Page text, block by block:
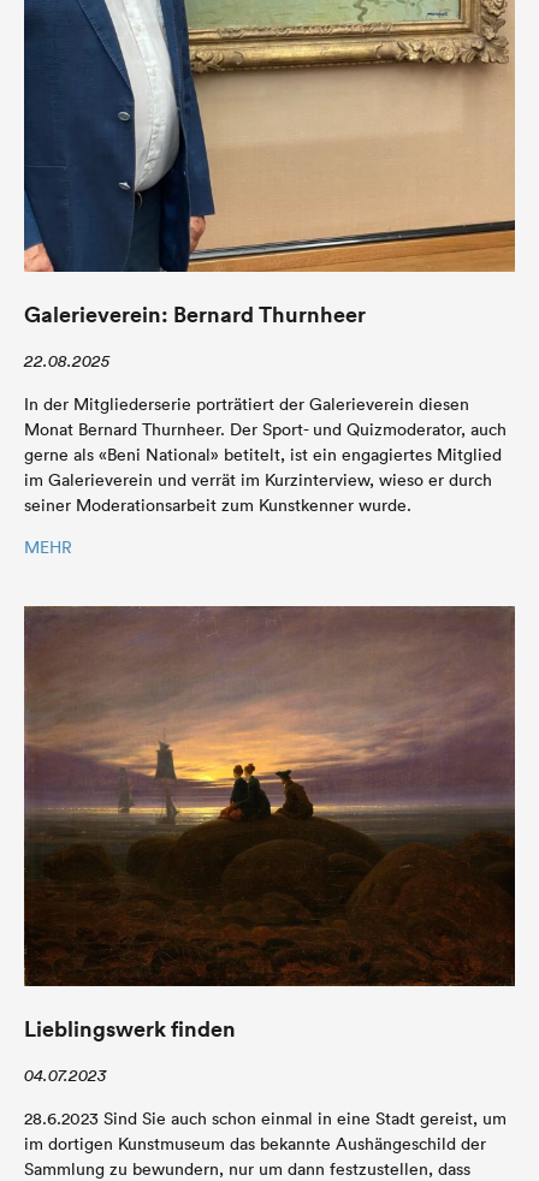
Galerieverein: Bernard Thurnheer
22.08.2025
In der Mitgliederserie porträtiert der Galerieverein diesen
Monat Bernard Thurnheer. Der Sport- und Quizmoderator, auch
gerne als «Beni National» betitelt, ist ein engagiertes Mitglied
im Galerieverein und verrät im Kurzinterview, wieso er durch
seiner Moderationsarbeit zum Kunstkenner wurde.
MEHR
Lieblingswerk finden
04.07.2023
28.6.2023 Sind Sie auch schon einmal in eine Stadt gereist, um
im dortigen Kunstmuseum das bekannte Aushängeschild der
Sammlung zu bewundern, nur um dann festzustellen, dass